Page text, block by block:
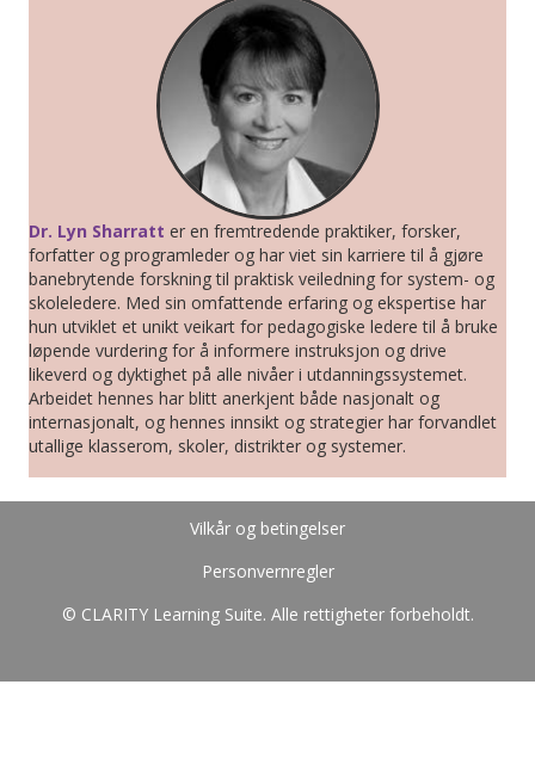
Dr. Lyn Sharratt er en fremtredende praktiker, forsker,
forfatter og programleder og har viet sin karriere til å gjøre
banebrytende forskning til praktisk veiledning for system- og
skoleledere. Med sin omfattende erfaring og ekspertise har
hun utviklet et unikt veikart for pedagogiske ledere til å bruke
løpende vurdering for å informere instruksjon og drive
likeverd og dyktighet på alle nivåer i utdanningssystemet.
Arbeidet hennes har blitt anerkjent både nasjonalt og
internasjonalt, og hennes innsikt og strategier har forvandlet
utallige klasserom, skoler, distrikter og systemer.
Vilkår og betingelser
Personvernregler
© CLARITY Learning Suite. Alle rettigheter forbeholdt.